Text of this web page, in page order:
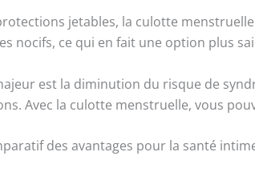
jetables, la culotte
nocifs, ce qui en fait une option plus
est la diminution du risque de
Avec la culotte menstruelle, vous
des avantages pour la santé